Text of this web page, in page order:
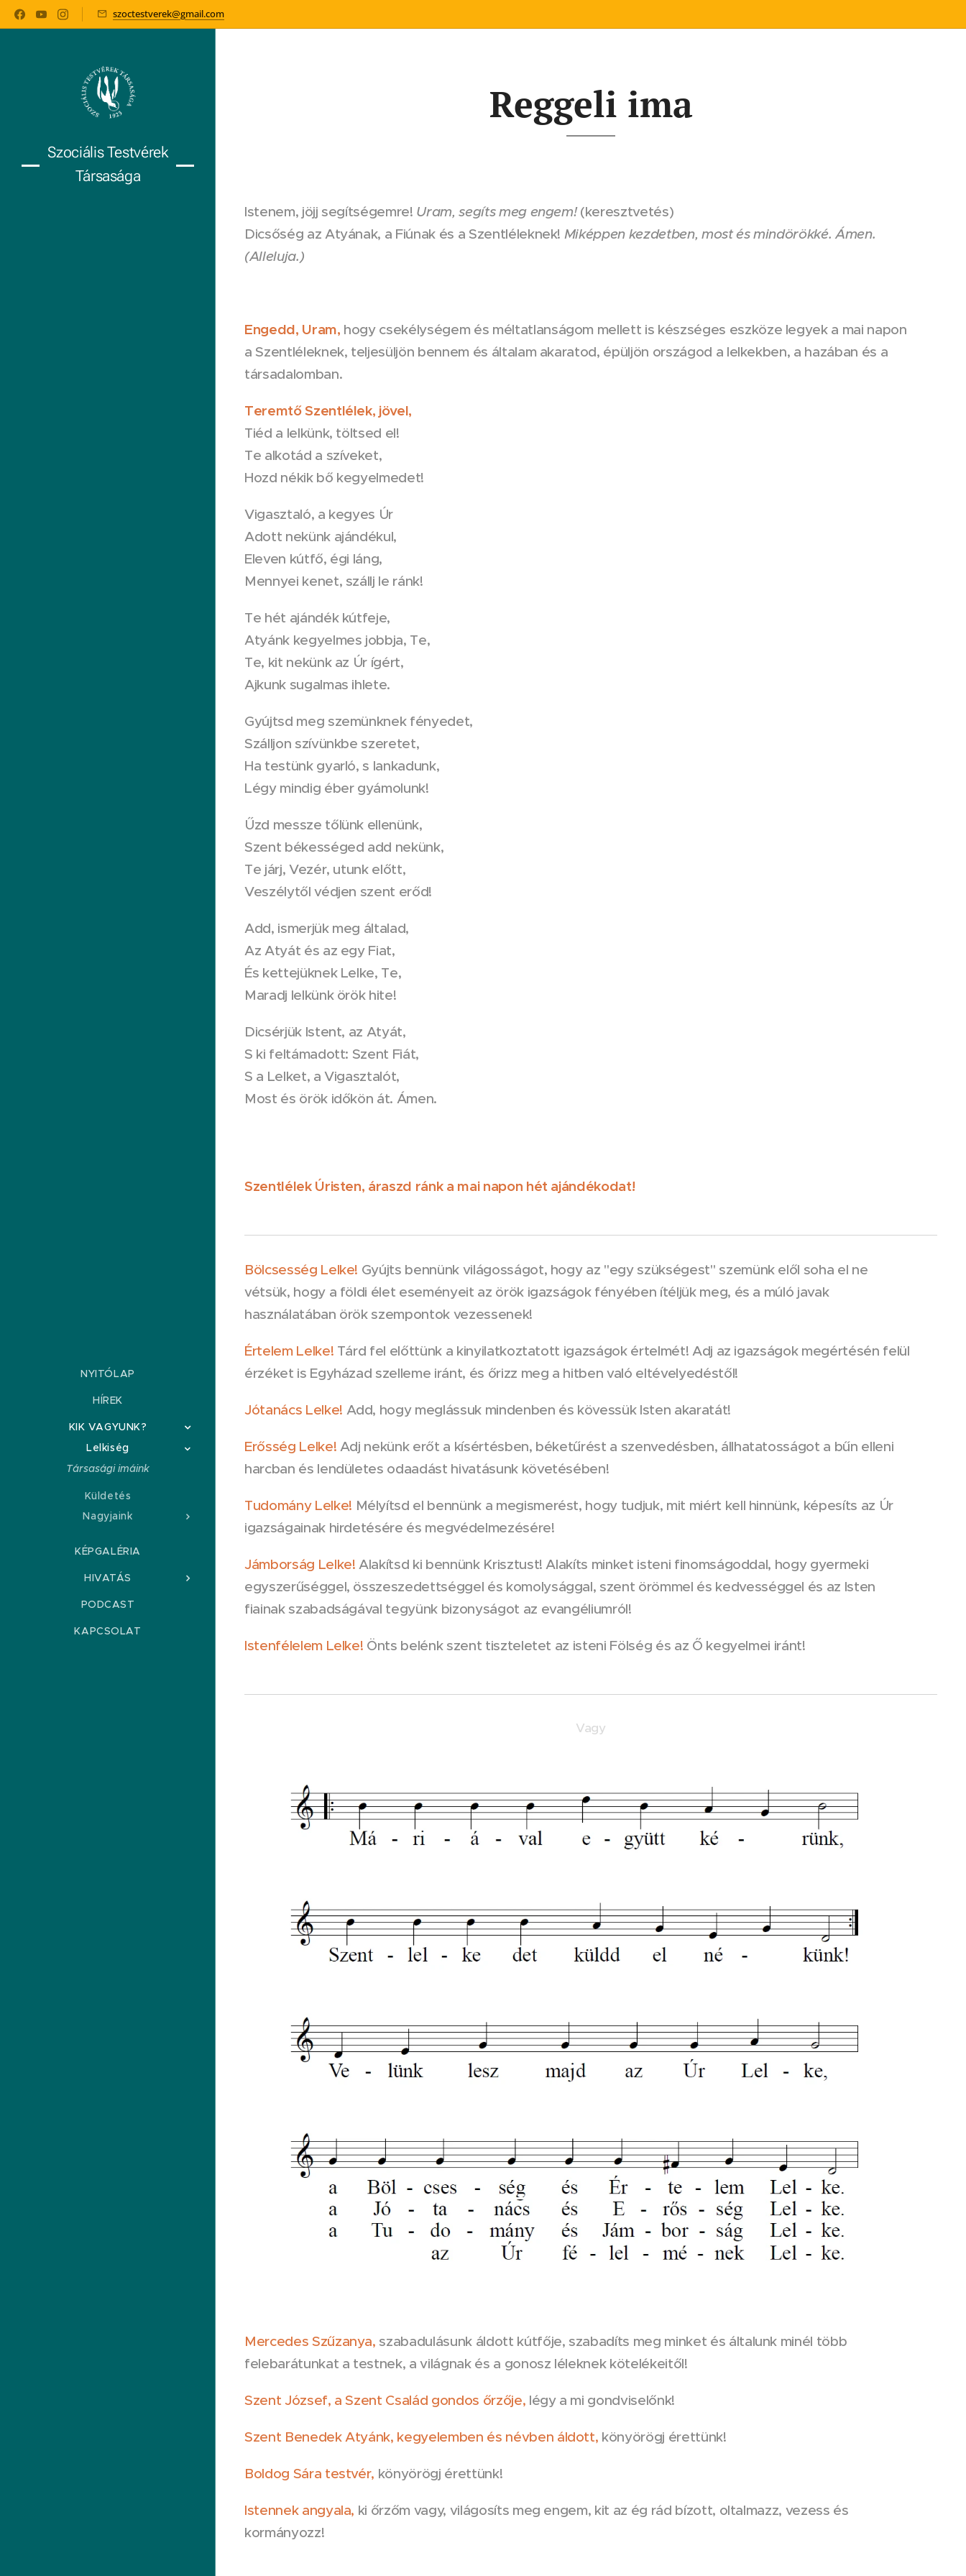
szoctestverek@gmail.com
Szociális Testvérek
Társasága
NYITÓLAP
HÍREK
KIK VAGYUNK?
Lelkiség
Társasági imáink
Küldetés
Nagyjaink
KÉPGALÉRIA
HIVATÁS
PODCAST
KAPCSOLAT
Reggeli ima
Istenem, jöjj segítségemre! Uram, segíts meg engem!(keresztvetés)
Dicsőség az Atyának, a Fiúnak és a Szentléleknek! Miképpen kezdetben, most és mindörökké. Ámen.
(Alleluja.)
Engedd, Uram, hogy csekélységem és méltatlanságom mellett is készséges eszköze legyek a mai napon
a Szentléleknek, teljesüljön bennem és általam akaratod, épüljön országod a lelkekben, a hazában és a
társadalomban.
Teremtő Szentlélek, jövel,
Tiéd a lelkünk, töltsed el!
Te alkotád a szíveket,
Hozd nékik bő kegyelmedet!
Vigasztaló, a kegyes Úr
Adott nekünk ajándékul,
Eleven kútfő, égi láng,
Mennyei kenet, szállj le ránk!
Te hét ajándék kútfeje,
Atyánk kegyelmes jobbja, Te,
Te, kit nekünk az Úr ígért,
Ajkunk sugalmas ihlete.
Gyújtsd meg szemünknek fényedet,
Szálljon szívünkbe szeretet,
Ha testünk gyarló, s lankadunk,
Légy mindig éber gyámolunk!
Űzd messze tőlünk ellenünk,
Szent békességed add nekünk,
Te járj, Vezér, utunk előtt,
Veszélytől védjen szent erőd!
Add, ismerjük meg általad,
Az Atyát és az egy Fiat,
És kettejüknek Lelke, Te,
Maradj lelkünk örök hite!
Dicsérjük Istent, az Atyát,
S ki feltámadott: Szent Fiát,
S a Lelket, a Vigasztalót,
Most és örök időkön át. Ámen.
Szentlélek Úristen, áraszd ránk a mai napon hét ajándékodat!
Bölcsesség Lelke! Gyújts bennünk világosságot, hogy az "egy szükségest" szemünk elől soha el ne
vétsük, hogy a földi élet eseményeit az örök igazságok fényében ítéljük meg, és a múló javak
használatában örök szempontok vezessenek!
Értelem Lelke! Tárd fel előttünk a kinyilatkoztatott igazságok értelmét! Adj az igazságok megértésén felül
érzéket is Egyházad szelleme iránt, és őrizz meg a hitben való eltévelyedéstől!
Jótanács Lelke! Add, hogy meglássuk mindenben és kövessük Isten akaratát!
Erősség Lelke! Adj nekünk erőt a kísértésben, béketűrést a szenvedésben, állhatatosságot a bűn elleni
harcban és lendületes odaadást hivatásunk követésében!
Tudomány Lelke! Mélyítsd el bennünk a megismerést, hogy tudjuk, mit miért kell hinnünk, képesíts az Úr
igazságainak hirdetésére és megvédelmezésére!
Jámborság Lelke!Alakítsd ki bennünk Krisztust! Alakíts minket isteni finomságoddal, hogy gyermeki
egyszerűséggel, összeszedettséggel és komolysággal, szent örömmel és kedvességgel és az Isten
fiainak szabadságával tegyünk bizonyságot az evangéliumról!
Istenfélelem Lelke! Önts belénk szent tiszteletet az isteni Fölség és az Ő kegyelmei iránt!
Vagy
Mercedes Szűzanya, szabadulásunk áldott kútfője, szabadíts meg minket és általunk minél több
felebarátunkat a testnek, a világnak és a gonosz léleknek kötelékeitől!
Szent József, a Szent Család gondos őrzője, légy a mi gondviselőnk!
Szent Benedek Atyánk, kegyelemben és névben áldott, könyörögj érettünk!
Boldog Sára testvér, könyörögj érettünk!
Istennek angyala, ki őrzőm vagy, világosíts meg engem, kit az ég rád bízott, oltalmazz, vezess és
kormányozz!